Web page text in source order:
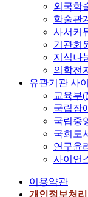
외국학
학술관
사서커
기관회
지식나
의학전
유관기관 사
교육부
국립장
국립중
국회도
연구윤
사이언
이용약관
개인정보처